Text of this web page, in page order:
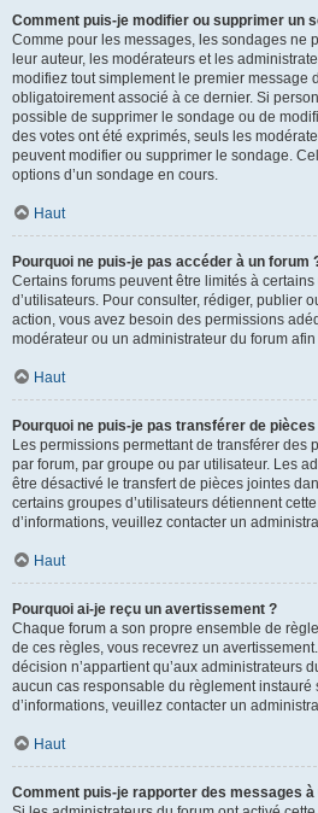
Comment puis-je modifier ou supprimer un
Comme pour les messages, les sondages ne
leur auteur, les modérateurs et les
modifiez tout simplement le premier message
obligatoirement associé à ce dernier. Si
possible de supprimer le sondage ou de
des votes ont été exprimés, seuls les
peuvent modifier ou supprimer le sondage.
options d’un sondage en cours.
Haut
Pourquoi ne puis-je pas accéder à un forum
Certains forums peuvent être limités à
d’utilisateurs. Pour consulter, rédiger, publier
action, vous avez besoin des permissions
modérateur ou un administrateur du forum
Haut
Pourquoi ne puis-je pas transférer de
Les permissions permettant de transférer des
par forum, par groupe ou par utilisateur. Les
être désactivé le transfert de pièces jointes
certains groupes d’utilisateurs détiennent
d’informations, veuillez contacter un
Haut
Pourquoi ai-je reçu un avertissement ?
Chaque forum a son propre ensemble de
de ces règles, vous recevrez un
décision n’appartient qu’aux administrateurs
aucun cas responsable du règlement instauré
d’informations, veuillez contacter un
Haut
Comment puis-je rapporter des messages